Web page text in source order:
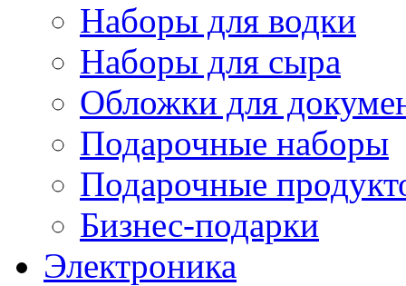
Наборы для водки
Наборы для сыра
Обложки для
Подарочные наборы
Подарочные
Бизнес-подарки
Электроника